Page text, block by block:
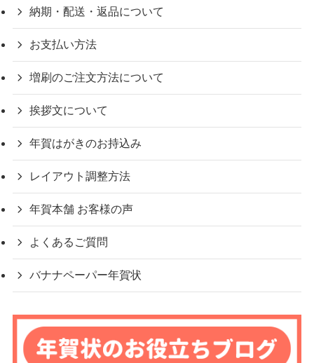
納期・配送・返品について
お支払い方法
増刷のご注文方法について
挨拶文について
年賀はがきのお持込み
レイアウト調整方法
年賀本舗 お客様の声
よくあるご質問
バナナペーパー年賀状